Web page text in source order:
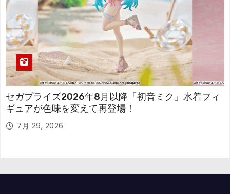
セガプライズ2026年8月以降「初音ミク」水着フィ
ギュアが色味を変えて再登場！
7月 29, 2026